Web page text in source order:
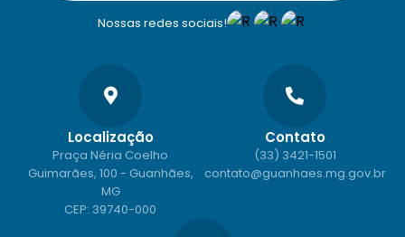
Nossas redes sociais!
Localização
Praça Néria Coelho
Guimarães, 100 - Guanhães,
MG
CEP: 39740-000
Contato
(33) 3421-1501
contato@guanhaes.mg.gov.br